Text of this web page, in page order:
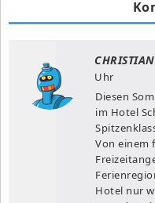
Uhr
Diesen
im Hotel
Von einem
Hotel nur